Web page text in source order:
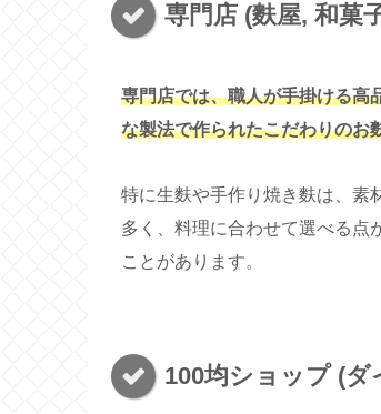
専門店 (麩屋, 和菓
専門店では、職人が手掛ける高
な製法で作られたこだわりのお
特に生麩や手作り焼き麩は、素
多く、料理に合わせて選べる点
ことがあります。
100均ショップ (ダ